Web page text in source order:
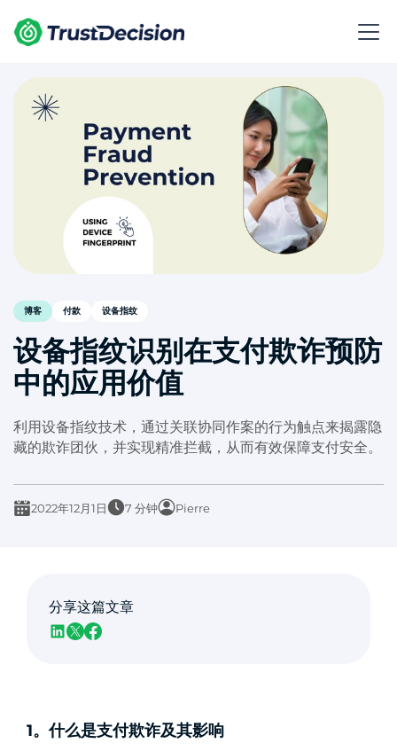
博客 付款 设备指纹
设备指纹识别在支付欺诈预防
中的应用价值
利用设备指纹技术，通过关联协同作案的行为触点来揭露隐
藏的欺诈团伙，并实现精准拦截，从而有效保障支付安全。
2022年12月1日 7 分钟 Pierre
1。什么是支付欺诈及其影响
分享这篇文章